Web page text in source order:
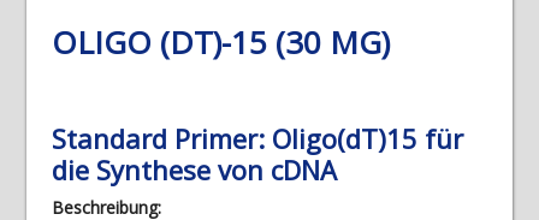
OLIGO (DT)-15 (30 ΜG)
Standard Primer: Oligo(dT)15 für
die Synthese von cDNA
Beschreibung: